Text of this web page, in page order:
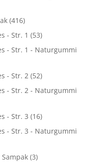
(416)
- Str. 1 (53)
- Str. 1 - Naturgummi
- Str. 2 (52)
- Str. 2 - Naturgummi
- Str. 3 (16)
- Str. 3 - Naturgummi
(3)